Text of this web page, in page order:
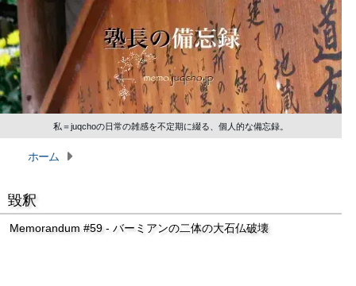
私＝juqchoの日常の雑感を不定期に綴る、個人的な備忘録。
ホーム
毀釈
Memorandum #59 - バーミアンの二体の大石仏破壊